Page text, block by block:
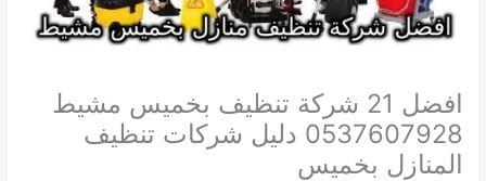
افضل 21 شركة تنظيف بخميس مشيط
0537607928 دليل شركات تنظيف
المنازل بخميس